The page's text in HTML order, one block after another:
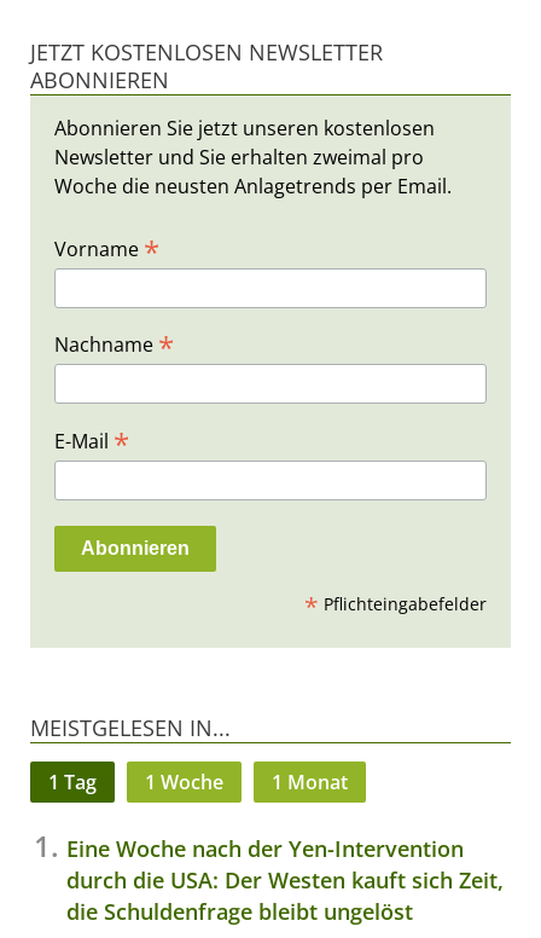
JETZT KOSTENLOSEN NEWSLETTER
ABONNIEREN
Abonnieren Sie jetzt unseren kostenlosen
Newsletter und Sie erhalten zweimal pro
Woche die neusten Anlagetrends per Email.
Vorname *
Nachname *
E-Mail *
* Pflichteingabefelder
MEISTGELESEN IN...
1 Tag 1 Woche 1 Monat
Eine Woche nach der Yen-Intervention
durch die USA: Der Westen kauft sich Zeit,
die Schuldenfrage bleibt ungelöst